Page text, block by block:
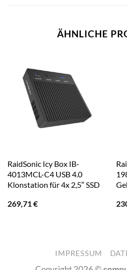
ÄHNLICHE
RaidSonic Icy Box IB-
4013MCL-C4 USB 4.0
Klonstation für 4x 2,5″ SSD
269,71 €
IMPRESSUM